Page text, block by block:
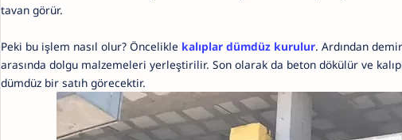
tavan görür.
Peki bu işlem nasıl olur? Öncelikle kalıplar dümdüz kurulur. Ardından
arasında dolgu malzemeleri yerleştirilir. Son olarak da beton dökülür ve
dümdüz bir satıh görecektir.